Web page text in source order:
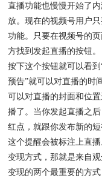
直播功能也慢慢开始了
放。现在的视频号用户
功能。只要在视频号的
方找到发起直播的按钮。
按下这个按钮就可以看
预告”就可以对直播的时
可以对直播的封面和位
播了。当你发起直播之
红点，就跟你发布新的
这个提醒会被标注上直
变现方式，那就是来自
变现的两个最重要的方